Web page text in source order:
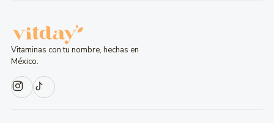
Vitaminas con tu nombre, hechas en
México.